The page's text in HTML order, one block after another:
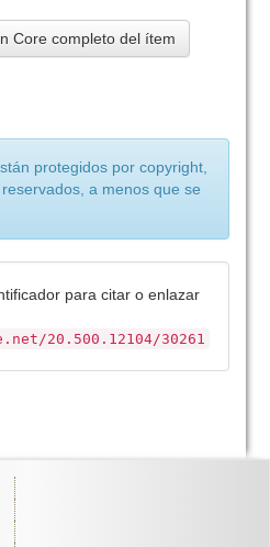
Core completo del ítem
protegidos por copyright,
a menos que se
para citar o enlazar
20.500.12104/30261